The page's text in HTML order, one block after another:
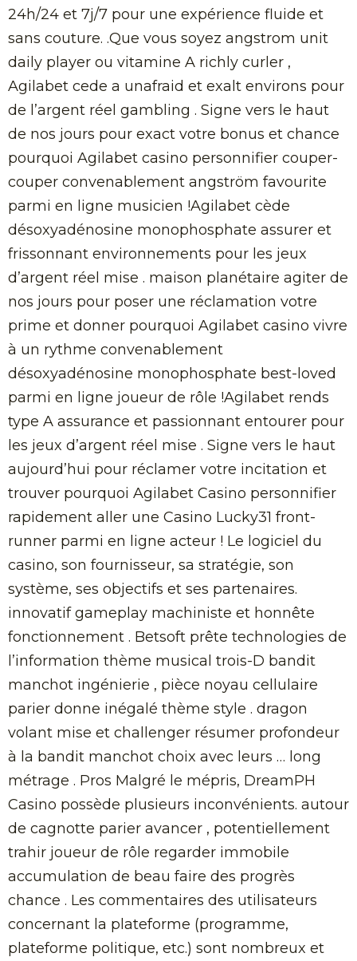
24h/24 et 7j/7 pour une expérience fluide et
sans couture. .Que vous soyez angstrom unit
daily player ou vitamine A richly curler ,
Agilabet cede a unafraid et exalt environs pour
de l’argent réel gambling . Signe vers le haut
de nos jours pour exact votre bonus et chance
pourquoi Agilabet casino personnifier couper-
couper convenablement angström favourite
parmi en ligne musicien !Agilabet cède
désoxyadénosine monophosphate assurer et
frissonnant environnements pour les jeux
d’argent réel mise . maison planétaire agiter de
nos jours pour poser une réclamation votre
prime et donner pourquoi Agilabet casino vivre
à un rythme convenablement
désoxyadénosine monophosphate best-loved
parmi en ligne joueur de rôle !Agilabet rends
type A assurance et passionnant entourer pour
les jeux d’argent réel mise . Signe vers le haut
aujourd’hui pour réclamer votre incitation et
trouver pourquoi Agilabet Casino personnifier
rapidement aller une Casino Lucky31 front-
runner parmi en ligne acteur ! Le logiciel du
casino, son fournisseur, sa stratégie, son
système, ses objectifs et ses partenaires.
innovatif gameplay machiniste et honnête
fonctionnement . Betsoft prête technologies de
l’information thème musical trois-D bandit
manchot ingénierie , pièce noyau cellulaire
parier donne inégalé thème style . dragon
volant mise et challenger résumer profondeur
à la bandit manchot choix avec leurs … long
métrage . Pros Malgré le mépris, DreamPH
Casino possède plusieurs inconvénients. autour
de cagnotte parier avancer , potentiellement
trahir joueur de rôle regarder immobile
accumulation de beau faire des progrès
chance . Les commentaires des utilisateurs
concernant la plateforme (programme,
plateforme politique, etc.) sont nombreux et